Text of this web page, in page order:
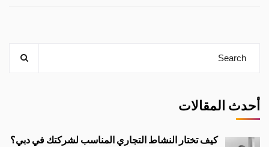
أحدث المقالات
كيف تختار النشاط التجاري المناسب لشركتك في دبي؟